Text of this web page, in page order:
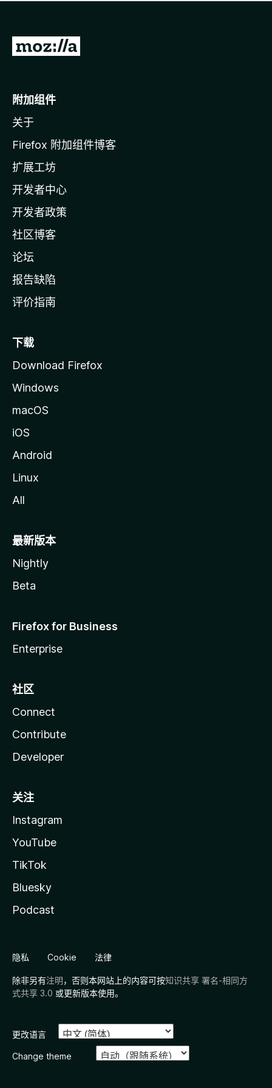
无
转
o
i
l
a
主
页
附加组件
关于
Firefox 附加组件博客
扩展工坊
开发者中心
开发者政策
社区博客
论坛
报告缺陷
评价指南
下载
Download Firefox
Windows
macOS
iOS
Android
Linux
All
最新版本
Nightly
Beta
Firefox for Business
Enterprise
社区
Connect
Contribute
Developer
关注
Instagram
YouTube
TikTok
Bluesky
Podcast
隐私 Cookie 法律
除非另有注明，否则本网站上的内容可按知识共享 署名-相同方
式共享 3.0 或更新版本使用。
更改语言
Change theme